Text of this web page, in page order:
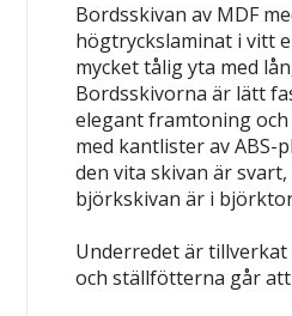
Bordsskivan av MDF
högtryckslaminat i vitt
mycket tålig yta med
Bordsskivorna är lätt
elegant framtoning
med kantlister av ABS-
den vita skivan är svart,
björkskivan är i
Underredet är
och ställfötterna går